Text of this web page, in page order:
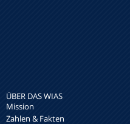
ÜBER DAS WIAS
Mission
Zahlen & Fakten